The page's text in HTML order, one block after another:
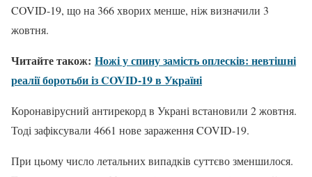
COVID-19, що на 366 хворих менше, ніж визначили 3
жовтня.
Читайте також: Ножі у спину замість оплесків: невтішні
реалії боротьби із COVID-19 в Україні
Коронавірусний антирекорд в Украні встановили 2 жовтня.
Тоді зафіксували 4661 нове зараження COVID-19.
При цьому число летальних випадків суттєво зменшилося.